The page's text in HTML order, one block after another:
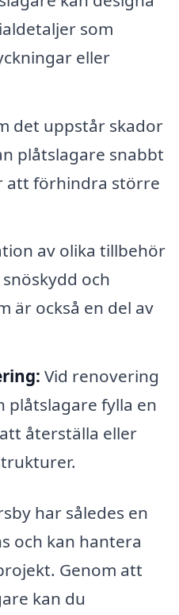
som
eller
det uppstår skador
plåtslagare snabbt
att förhindra större
av olika tillbehör
och
är också en del av
Vid renovering
plåtslagare fylla en
återställa eller
har således en
och kan hantera
Genom att
kan du